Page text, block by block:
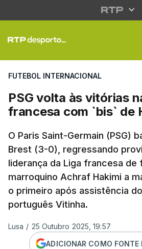
PSG volta
FUTEBOL INTERNACIONAL
PSG volta às vitórias
francesa com `bis` de
O Paris Saint-Germain (PSG)
Brest (3-0), regressando
liderança da Liga francesa de
marroquino Achraf Hakimi a
o primeiro após assistência
português Vitinha.
Lusa / 25 Outubro 2025, 19:57
ADICIONAR COMO FONTE